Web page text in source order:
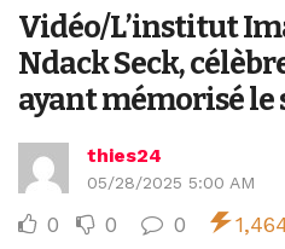
Vidéo/L’institut
Ndack Seck,
ayant mémorisé le
thies24
05/28/2025 5:00 AM
0 0 0